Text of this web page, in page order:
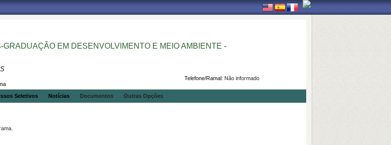
GRADUAÇÃO EM DESENVOLVIMENTO E MEIO AMBIENTE -
Telefone/Ramal: Não informado
Seletivos Notícias Documentos Outras Opções